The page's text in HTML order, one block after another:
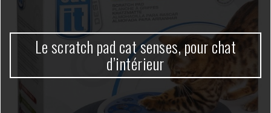
Le scratch pad cat senses, pour chat
d’intérieur